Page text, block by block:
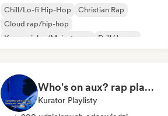
Chill/Lo-fi Hip-Hop
Christian Rap
Cloud rap/hip-hop
Komercjalny/Mainstream
Drill/Jersey
Who's on aux? rap playlist
Kurator Playlisty